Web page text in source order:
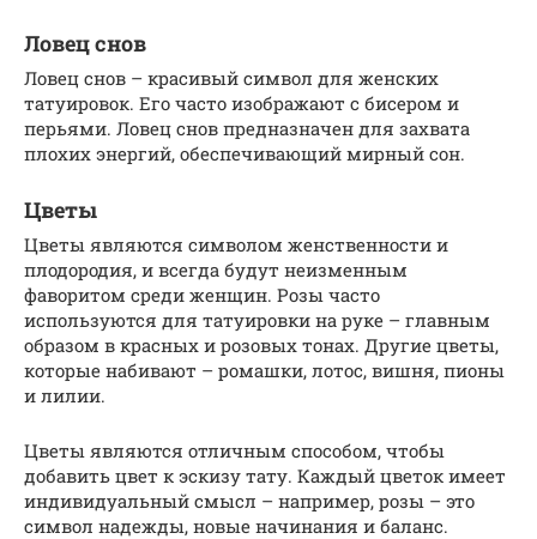
Ловец снов
Ловец снов – красивый символ для женских
татуировок. Его часто изображают с бисером и
перьями. Ловец снов предназначен для захвата
плохих энергий, обеспечивающий мирный сон.
Цветы
Цветы являются символом женственности и
плодородия, и всегда будут неизменным
фаворитом среди женщин. Розы часто
используются для татуировки на руке – главным
образом в красных и розовых тонах. Другие цветы,
которые набивают – ромашки, лотос, вишня, пионы
и лилии.
Цветы являются отличным способом, чтобы
добавить цвет к эскизу тату. Каждый цветок имеет
индивидуальный смысл – например, розы – это
символ надежды, новые начинания и баланс.